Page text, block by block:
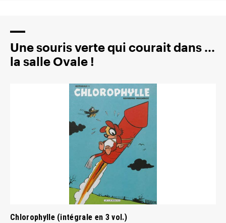
Une souris verte qui courait dans ...
la salle Ovale !
Chlorophylle (intégrale en 3 vol.)